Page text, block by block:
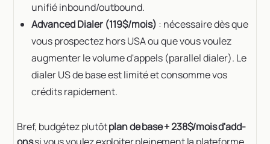
unifié inbound/outbound.
Advanced Dialer (119$/mois) : nécessaire dès que
vous prospectez hors USA ou que vous voulez
augmenter le volume d'appels (parallel dialer). Le
dialer US de base est limité et consomme vos
crédits rapidement.
Bref, budgétez plutôtplan de base + 238$/mois d'add-